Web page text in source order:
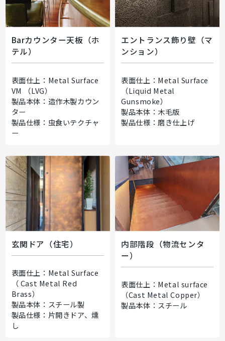
Barカウンター天板（ホ
テル）
表面仕上：Metal Surface
VM （LVG）
製品本体：造作木製カウン
ター
製品仕様：虫食いテクチャ
ー
エントランス飾り壁（マ
ンション）
表面仕上：Metal Surface
（Liquid Metal
Gunsmoke）
製品本体：木毛版
製品仕様：磨き仕上げ
玄関ドア（住宅）
表面仕上：Metal Surface
（ Cast Metal Red
Brass）
製品本体：スチール製
製品仕様：片開きドア、燻
し
内部階段（物流センタ
ー）
表面仕上：Metal surface
（Cast Metal Copper）
製品本体：スチール